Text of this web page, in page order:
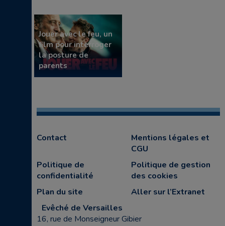
Jouer avec le feu, un
film pour interroger
la posture de
parents
Contact
Mentions légales et
CGU
Politique de
confidentialité
Politique de gestion
des cookies
Plan du site
Aller sur l’Extranet
Evêché de Versailles
16, rue de Monseigneur Gibier